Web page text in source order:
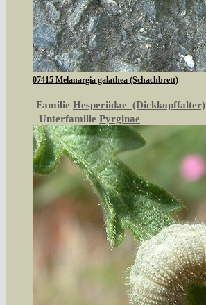
07415 Melanargia galathea (Schachbrett)
Familie Hesperiidae (Dickkopffalter)
Unterfamilie Pyrginae